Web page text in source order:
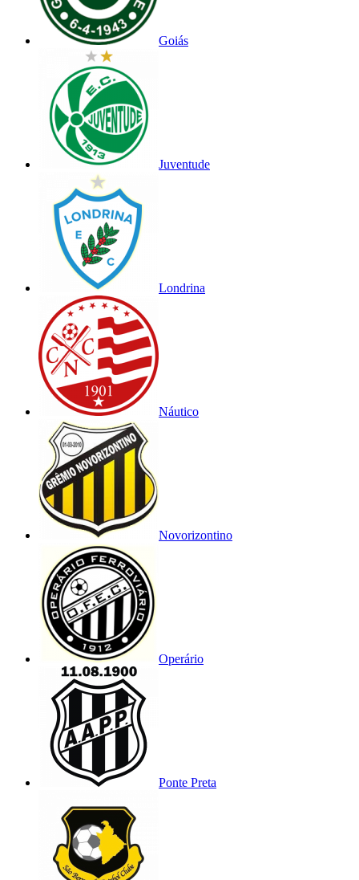
Goiás
Juventude
Londrina
Náutico
Novorizontino
Operário
Ponte Preta